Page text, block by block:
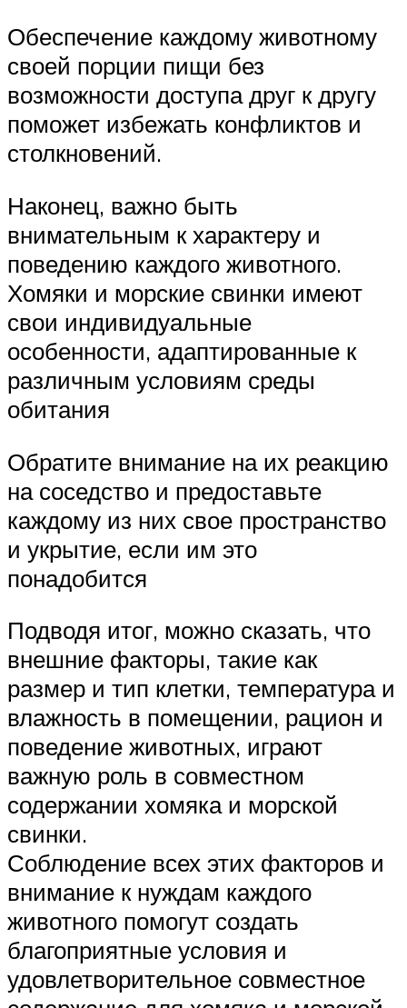
Обеспечение каждому животному
своей порции пищи без
возможности доступа друг к другу
поможет избежать конфликтов и
столкновений.
Наконец, важно быть
внимательным к характеру и
поведению каждого животного.
Хомяки и морские свинки имеют
свои индивидуальные
особенности, адаптированные к
различным условиям среды
обитания
Обратите внимание на их реакцию
на соседство и предоставьте
каждому из них свое пространство
и укрытие, если им это
понадобится
Подводя итог, можно сказать, что
внешние факторы, такие как
размер и тип клетки, температура и
влажность в помещении, рацион и
поведение животных, играют
важную роль в совместном
содержании хомяка и морской
свинки.
Соблюдение всех этих факторов и
внимание к нуждам каждого
животного помогут создать
благоприятные условия и
удовлетворительное совместное